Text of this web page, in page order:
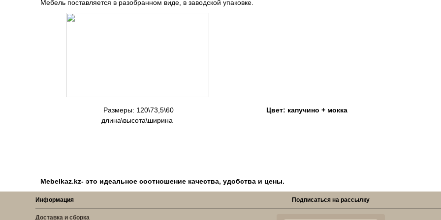
Мебель поставляется в разобранном виде, в заводской упаковке.
Размеры: 120\73,5\60 Цвет: капучино + мокка
длина\высота\ширина
Mebelkaz.kz- это идеальное соотношение качества, удобства и цены.
Информация Подписаться на рассылку
Доставка и сборка